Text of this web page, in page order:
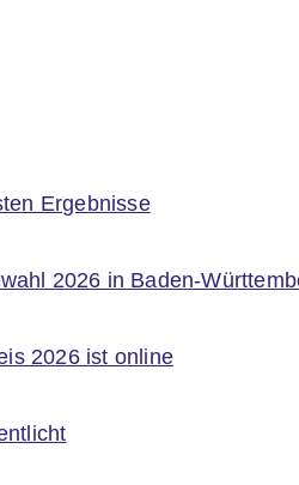
Ergebnisse
2026 in Baden-
2026 ist online